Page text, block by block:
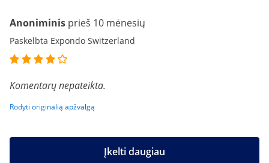
Anoniminis prieš 10 mėnesių
Paskelbta Expondo Switzerland
Komentarų nepateikta.
Rodyti originalią apžvalgą
Įkelti daugiau